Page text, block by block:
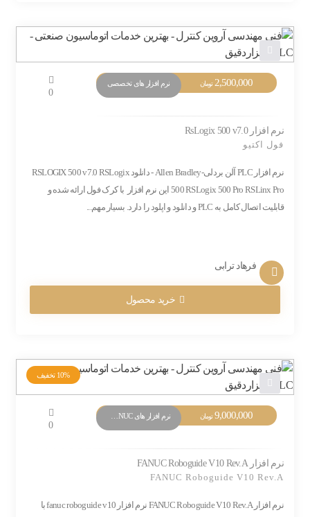
2,500,000 تومان نرم افزار های تخصصی
0
نرم افزار RsLogix 500 v7.0
فول اکتیو
نرم افزار PLC آلن بردلی-Allen Bradley - دانلود RSLOGIX 500 v7.0 RSLogix
500 RSLogix 500 Pro RSLinx Pro این نرم افزار با کرک فول ارائه شده و
قابلیت اتصال کامل به PLC و دانلود و اپلود را دارد. بسیار مهم...
فرهاد ترابی
خرید محصول
10% تخفیف
9,000,000 تومان
0
نرم افزار FANUC Roboguide V10 Rev.A
FANUC Roboguide V10 Rev.A
نرم افزار FANUC Roboguide V10 Rev.A نرم افزار fanuc roboguide v10 با